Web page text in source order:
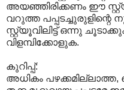
അയഞ്ഞിരിക്കണം ഈ
വറുത്ത പപ്പടച്ചുരുളിന്റെ
സ്റ്റ്യൂവിലിട്ട് ഒന്നു
വിളമ്പിക്കോളുക.
കുറിപ്പ്:
അധികം പഴക്കമില്ലാത്ത,